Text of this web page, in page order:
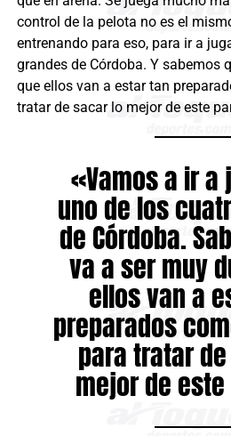
control de la pelota no es el
entrenando para eso, para ir a
grandes de Córdoba. Y sabemos
que ellos van a estar tan
tratar de sacar lo mejor de este
«Vamos a ir a
uno de los
de Córdoba.
va a ser muy
ellos van a
preparados
para tratar
mejor de